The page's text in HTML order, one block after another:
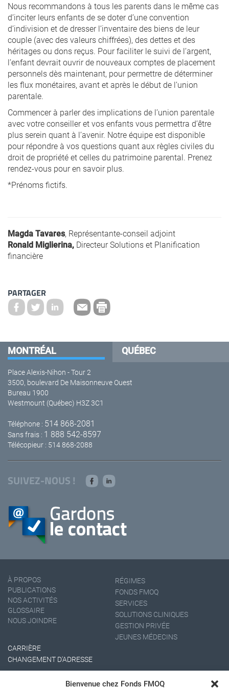
Bienvenue chez Fonds FMOQ
Nous recommandons à tous les parents dans le même cas
d’inciter leurs enfants de se doter d’une convention
d’indivision et de dresser l’inventaire des biens de leur
couple (avec des valeurs chiffrées), des dettes et des
héritages ou dons reçus. Pour faciliter le suivi de l’argent,
l’enfant devrait ouvrir de nouveaux comptes de placement
personnels dès maintenant, pour permettre de déterminer
les flux monétaires, avant et après le début de l’union
parentale.
Commencer à parler des implications de l’union parentale
avec votre conseiller et vos enfants vous permettra d’être
plus serein quant à l’avenir. Notre équipe est disponible
pour répondre à vos questions quant aux règles civiles du
droit de propriété et celles du patrimoine parental. Prenez
rendez-vous pour en savoir plus.
*Prénoms fictifs.
Magda Tavares, Représentante-conseil adjoint
Ronald Miglierina, Directeur Solutions et Planification
financière
PARTAGER
MONTRÉAL QUÉBEC
Place Alexis-Nihon - Tour 2
3500, boulevard De Maisonneuve Ouest
Bureau 1900
Westmount (Québec) H3Z 3C1
Téléphone : 514 868-2081
Sans frais : 1 888 542-8597
Télécopieur : 514 868-2088
SUIVEZ-NOUS !
À PROPOS
PUBLICATIONS
NOS ACTIVITÉS
GLOSSAIRE
NOUS JOINDRE
RÉGIMES
FONDS FMOQ
SERVICES
SOLUTIONS CLINIQUES
GESTION PRIVÉE
JEUNES MÉDECINS
CARRIÈRE
CHANGEMENT D'ADRESSE